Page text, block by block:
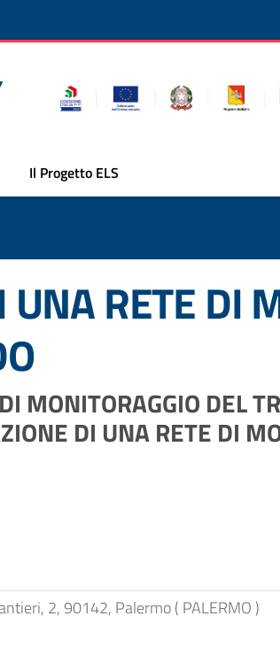
Il Progetto ELS
RETE DI
MONITORAGGIO DEL
DI UNA RETE DI
2, 90142, Palermo ( PALERMO )